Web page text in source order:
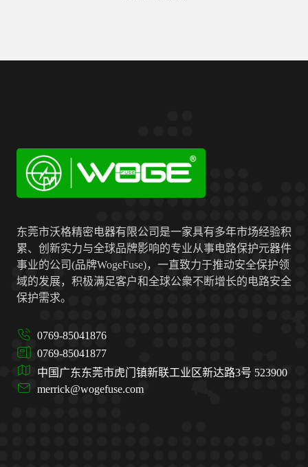
东莞市沃格精密电器有限公司是一家具有多年市场经验积
累、创新实力与全球品牌影响的专业从事电路保护元器件
事业的公司(品牌WogeFuse)，一直致力于推动安全保护领
域的发展，积极满足客户和全球公衆不断增长的电路安全
保护需求。
0769-85041876
0769-85041877
中国广东东莞市虎门镇新联工业区新达路3号 523900
merrick@wogefuse.com